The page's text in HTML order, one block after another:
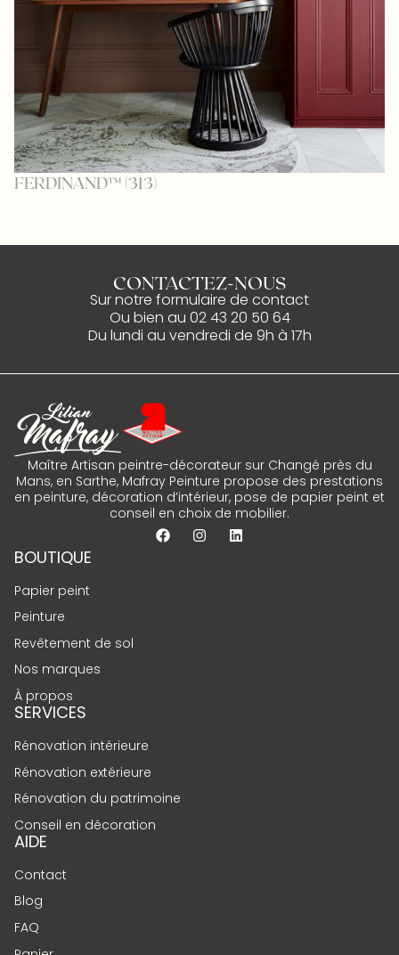
FERDINAND™ (313)
CONTACTEZ-NOUS
Sur notre formulaire de contact
Ou bien au 02 43 20 50 64
Du lundi au vendredi de 9h à 17h
Maître Artisan peintre-décorateur sur Changé près du
Mans, en Sarthe, Mafray Peinture propose des prestations
en peinture, décoration d’intérieur, pose de papier peint et
conseil en choix de mobilier.
BOUTIQUE
Papier peint
Peinture
Revêtement de sol
Nos marques
À propos
SERVICES
Rénovation intérieure
Rénovation extérieure
Rénovation du patrimoine
Conseil en décoration
AIDE
Contact
Blog
FAQ